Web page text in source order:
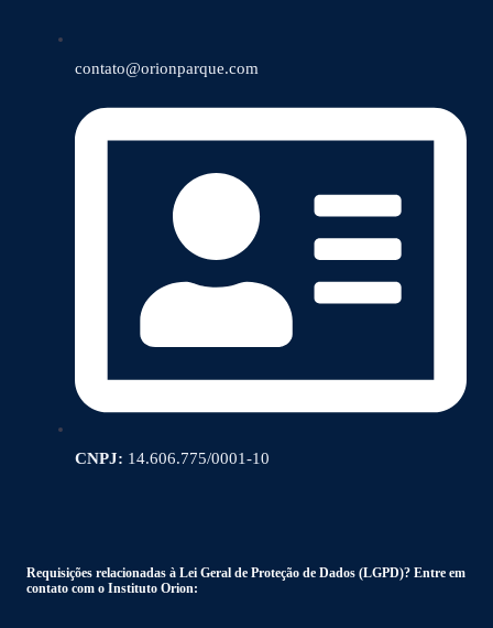
contato@orionparque.com
CNPJ: 14.606.775/0001-10
Requisições relacionadas à Lei Geral de Proteção de Dados (LGPD)? Entre em
contato com o Instituto Orion: